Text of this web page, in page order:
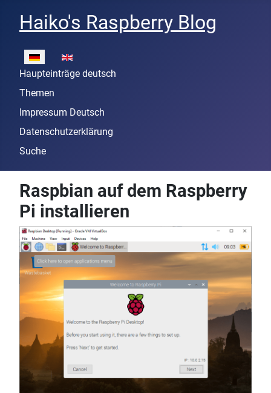
Haiko's Raspberry Blog
Sprache auswählen
Haupteinträge deutsch
Themen
Impressum Deutsch
Datenschutzerklärung
Suche
Raspbian auf dem Raspberry
Pi installieren